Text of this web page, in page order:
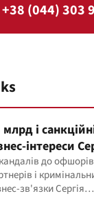
+38 (044) 303
і
інтереси
до до
і
зв'язки Сергія
через